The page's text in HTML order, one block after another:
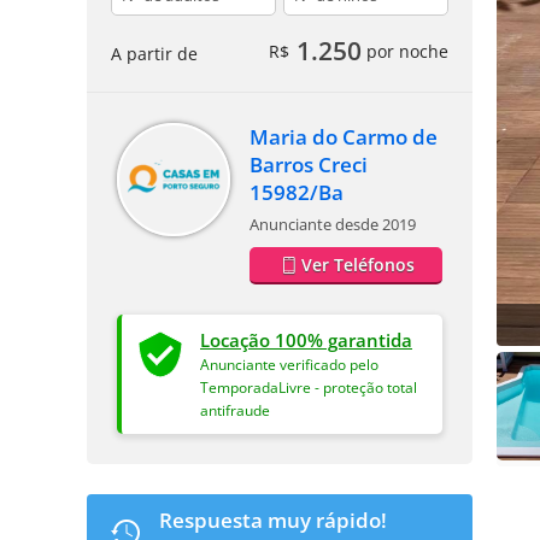
A partir de R$ 1.250 por noche
Maria do Carmo de
Barros Creci
15982/Ba
Anunciante desde 2019
Ver Teléfonos
Locação 100% garantida
Anunciante verificado pelo
TemporadaLivre - proteção total
antifraude
Respuesta muy rápido!